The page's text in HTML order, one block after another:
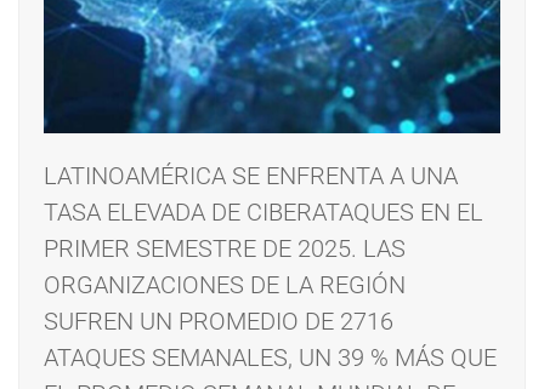
LATINOAMÉRICA SE ENFRENTA A UNA
TASA ELEVADA DE CIBERATAQUES EN EL
PRIMER SEMESTRE DE 2025. LAS
ORGANIZACIONES DE LA REGIÓN
SUFREN UN PROMEDIO DE 2716
ATAQUES SEMANALES, UN 39 % MÁS QUE